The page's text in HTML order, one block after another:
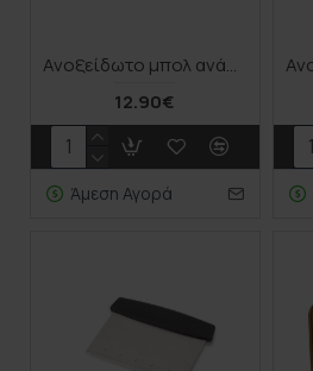
Ανοξείδωτο μπολ ανάμειξης "Acer" 24cm
12.90€
Άμεση Αγορά